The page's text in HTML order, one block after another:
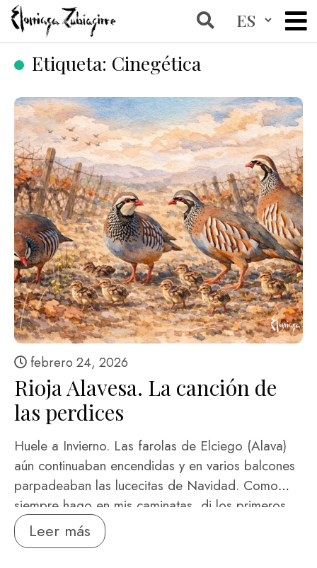
Etiqueta: Cinegética
febrero 24, 2026
Rioja Alavesa. La canción de
las perdices
Huele a Invierno. Las farolas de Elciego (Alava)
aún continuaban encendidas y en varios balcones
parpadeaban las lucecitas de Navidad. Como
siempre hago en mis caminatas, di los primeros
pasos con el sol del amanecer. Prometía un día
frío y espléndido que no se parecía a los
Leer más